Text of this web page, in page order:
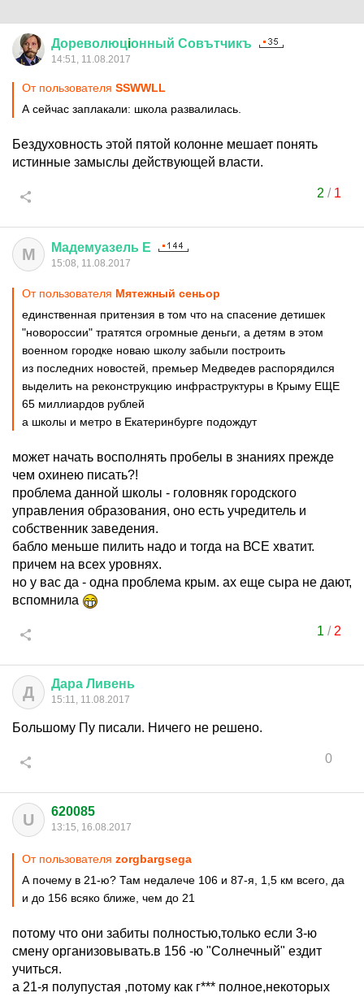
Дореволюцiонный Совътчикъ
14:51, 11.08.2017
От пользователя SSWWLL
А сейчас заплакали: школа развалилась.
Бездуховность этой пятой колонне мешает понять
истинные замыслы действующей власти.
2 / 1
М Мадемуазель Е
15:08, 11.08.2017
От пользователя Мятежный сеньор
единственная притензия в том что на спасение детишек
"новороссии" тратятся огромные деньги, а детям в этом
военном городке новаю школу забыли построить
из последних новостей, премьер Медведев распорядился
выделить на реконструкцию инфраструктуры в Крыму ЕЩЕ
65 миллиардов рублей
а школы и метро в Екатеринбурге подождут
может начать восполнять пробелы в знаниях прежде
чем охинею писать?!
проблема данной школы - головняк городского
управления образования, оно есть учредитель и
собственник заведения.
бабло меньше пилить надо и тогда на ВСЕ хватит.
причем на всех уровнях.
но у вас да - одна проблема крым. ах еще сыра не дают,
вспомнила
1 / 2
Д Дара Ливень
15:11, 11.08.2017
Большому Пу писали. Ничего не решено.
0
U 620085
13:15, 16.08.2017
От пользователя zorgbargsega
А почему в 21-ю? Там недалече 106 и 87-я, 1,5 км всего, да
и до 156 всяко ближе, чем до 21
потому что они забиты полностью,только если 3-ю
смену организовывать.в 156 -ю "Солнечный" ездит
учиться.
а 21-я полупустая ,потому как г*** полное,некоторых